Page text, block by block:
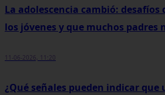
La adolescencia cambió:
los jóvenes y que muchos padres
11-06-2026, 11:20
¿Qué señales pueden indicar que